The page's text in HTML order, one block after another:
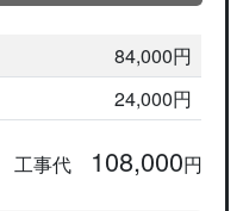
84,000円
24,000円
工事代 108,000円